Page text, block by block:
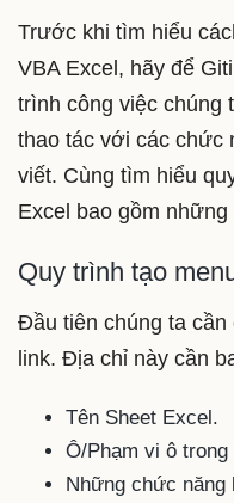
Trước khi tìm hiểu
VBA Excel, hãy để
trình công việc chúng
thao tác với các chức
viết. Cùng tìm hiểu
Excel bao gồm
Quy trình tạo
Đầu tiên chúng ta
link. Địa chỉ này cần
Tên Sheet Excel.
Ô/Phạm vi ô trong
Những chức năng